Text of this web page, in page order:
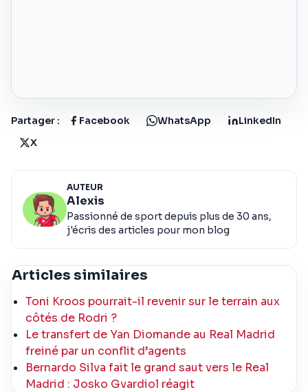
Partager : Facebook WhatsApp
LinkedIn
X
AUTEUR
Alexis
Passionné de sport depuis plus de 30 ans,
j'écris des articles pour mon blog
Articles similaires
Toni Kroos pourrait-il revenir sur le terrain aux
côtés de Rodri ?
Le transfert de Yan Diomande au Real Madrid
freiné par un conflit d’agents
Bernardo Silva fait le grand saut vers le Real
Madrid : Josko Gvardiol réagit